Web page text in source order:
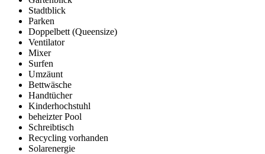
Stadtblick
Parken
Doppelbett (Queensize)
Ventilator
Mixer
Surfen
Umzäunt
Bettwäsche
Handtücher
Kinderhochstuhl
beheizter Pool
Schreibtisch
Recycling vorhanden
Solarenergie